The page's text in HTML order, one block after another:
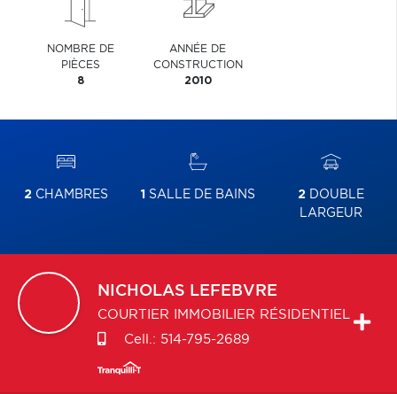
NOMBRE DE
PIÈCES
8
ANNÉE DE
CONSTRUCTION
2010
2 CHAMBRES 1 SALLE DE BAINS 2DOUBLE
LARGEUR
NICHOLAS LEFEBVRE
COURTIER IMMOBILIER RÉSIDENTIEL
Cell.: 514-795-2689